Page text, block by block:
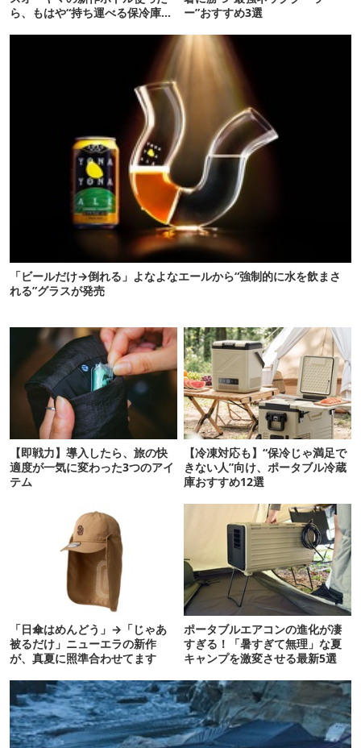
ら、もはや“持ち運べる保冷庫
ー”おすすめ3選
「ビールだけ→倒れる」よなよなエールから“強制的に水を飲まさ
れる”グラスが発売
【即戦力】導入したら、旅の快
適度が一気に変わった3つのアイ
テム
【冷凍対応も】“保冷じゃ満足で
きない人”向け、ポータブル冷蔵
庫おすすめ12選
「日傘はめんどう」→「じゃあ
被るだけ」ニューエラの新作
が、真夏に照準合わせてます
ポータブルエアコンの進化が凄
すぎる！「暑すぎて無理」な夏
キャンプを激変させる最新5選